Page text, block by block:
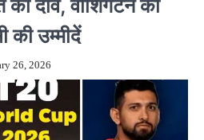
की उम्मीदें
26, 2026